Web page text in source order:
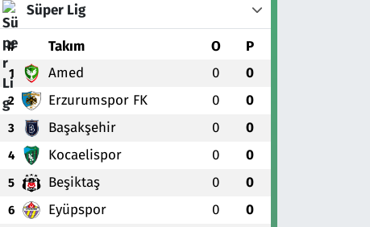
Süper Lig
# Takım O P
1 Amed 0 0
2 Erzurumspor FK 0 0
3 Başakşehir 0 0
4 Kocaelispor 0 0
5 Beşiktaş 0 0
6 Eyüpspor 0 0